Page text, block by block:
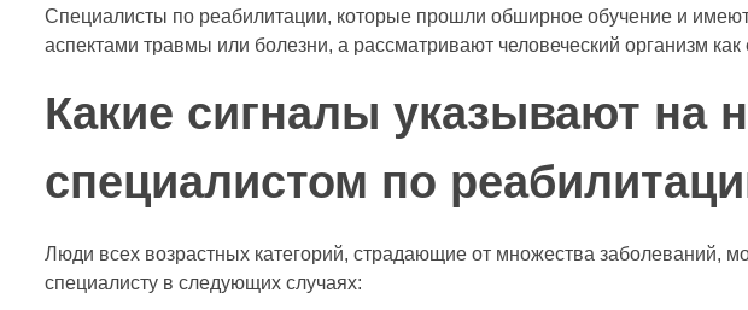
Специалисты по реабилитации, которые прошли обширное обучение и
аспектами травмы или болезни, а рассматривают человеческий организм как
Какие сигналы указывают на
специалистом по
Люди всех возрастных категорий, страдающие от множества заболеваний,
специалисту в следующих случаях: